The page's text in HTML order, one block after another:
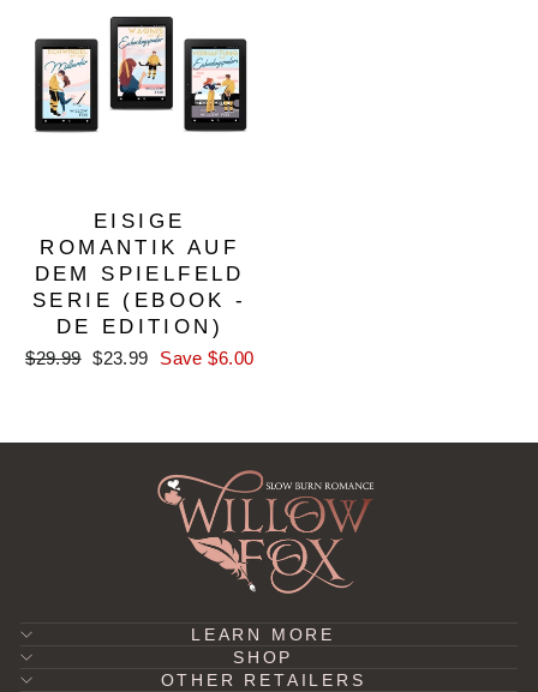
EISIGE
ROMANTIK AUF
DEM SPIELFELD
SERIE (EBOOK -
DE EDITION)
Regular
$29.99 Sale
$23.99 Save $6.00
LEARN MORE
SHOP
OTHER RETAILERS